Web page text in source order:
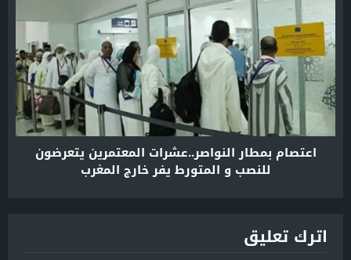
اعتصام بمطار النواصر..عشرات المعتمرين يتعرضون
للنصب و المتورط يفر خارج المغرب
اترك تعليق